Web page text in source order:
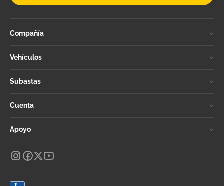
Compañía
Vehículos
Subastas
Cuenta
Apoyo